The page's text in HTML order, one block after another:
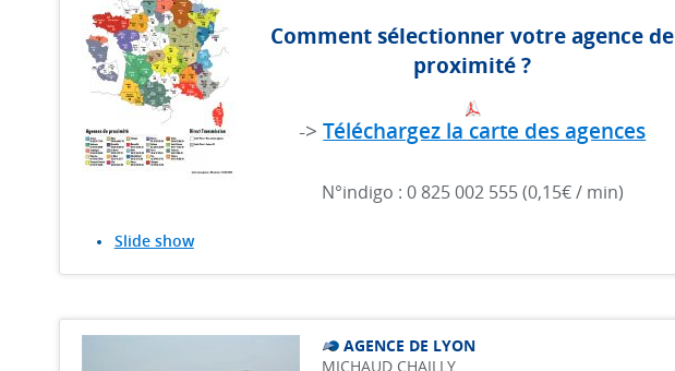
Comment sélectionner votre agence de
proximité ?
->Téléchargez la carte des agences
N°indigo : 0 825 002 555 (0,15€ / min)
Slide show
AGENCE DE LYON
MICHAUD CHAILLY